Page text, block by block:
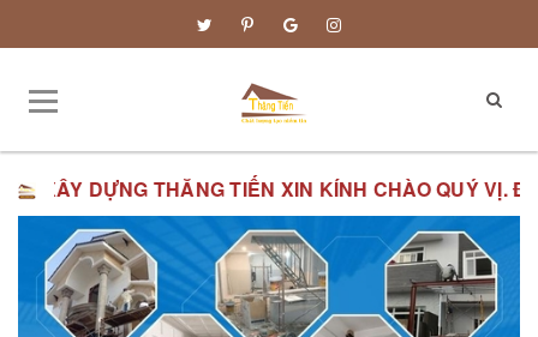
TIẾN XIN KÍNH CHÀO QUÝ VỊ. ĐƠN GIÁ XÂY DỰNG